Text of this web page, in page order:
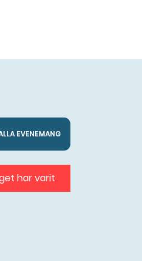
EVENEMANG
har varit